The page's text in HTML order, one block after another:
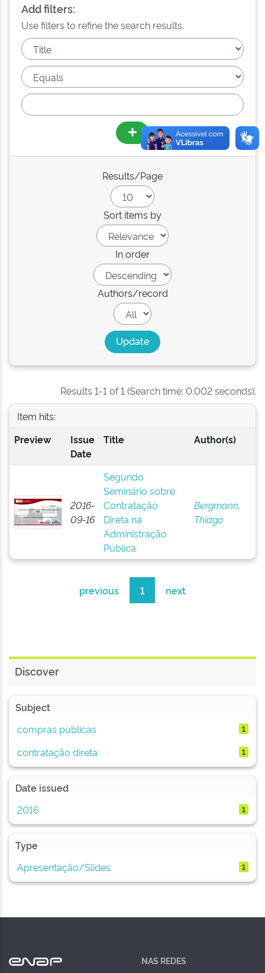
Add filters:
Use filters to refine the search results.
Results/Page
Sort items by
In order
Authors/record
Results 1-1 of 1 (Search time: 0.002 seconds).
Item hits:
Preview
Issue
Date
Title Author(s)
2016-
09-16
Segundo
Seminário sobre
Contratação
Direta na
Administração
Pública
Bergmann,
Thiago
previous 1 next
Discover
Subject
compras públicas
1
contratação direta 1
Date issued
2016
1
Type
Apresentação/Slides
1
NAS REDES